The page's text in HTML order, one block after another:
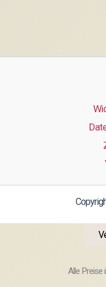
Alle Preise